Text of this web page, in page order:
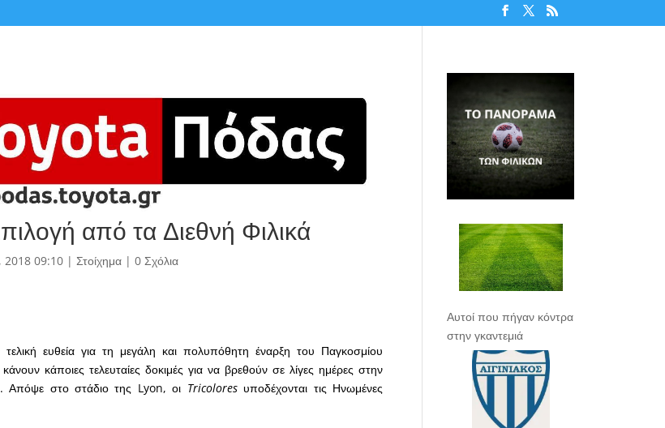
από τα Διεθνή Φιλικά
2018 09:10| Στοίχημα| 0 Σχόλια
ευθεία για τη μεγάλη και πολυπόθητη έναρξη του Παγκοσμίου
κάποιες τελευταίες δοκιμές για να βρεθούν σε λίγες ημέρες στην
Απόψε στο στάδιο της Lyon, οι Tricoloresυποδέχονται τις Ηνωμένες
Αυτοί που πήγαν κόντρα
στην γκαντεμιά